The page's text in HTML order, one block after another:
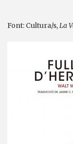
Font: Cultura/s,La